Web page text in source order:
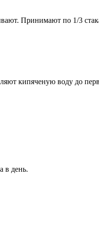
Принимают по 1/3
кипяченую воду до
в день.